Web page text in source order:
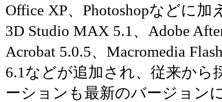
Office XP、Photoshopなどに加
3D Studio MAX 5.1、Adobe
Acrobat 5.0.5、Macromedia
6.1などが追加され、従来か
ーションも最新のバージョン